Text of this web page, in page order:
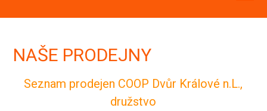
NAŠE PRODEJNY
Seznam prodejen COOP Dvůr Králové n.L.,
družstvo